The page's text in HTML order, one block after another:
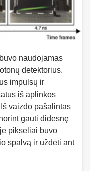
naudojamas
detektorius.
impulsų ir
iš aplinkos
vaizdo pašalintas
gauti didesnę
pikseliai buvo
spalvą ir uždėti ant